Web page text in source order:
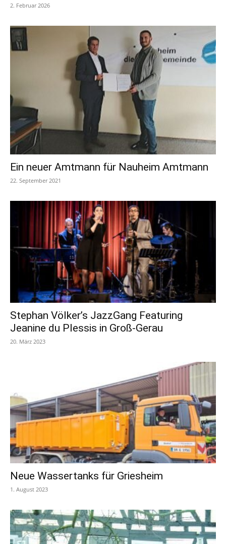
2. Februar 2026
Ein neuer Amtmann für Nauheim Amtmann
22. September 2021
Stephan Völker’s JazzGang Featuring
Jeanine du Plessis in Groß-Gerau
20. März 2023
Neue Wassertanks für Griesheim
1. August 2023